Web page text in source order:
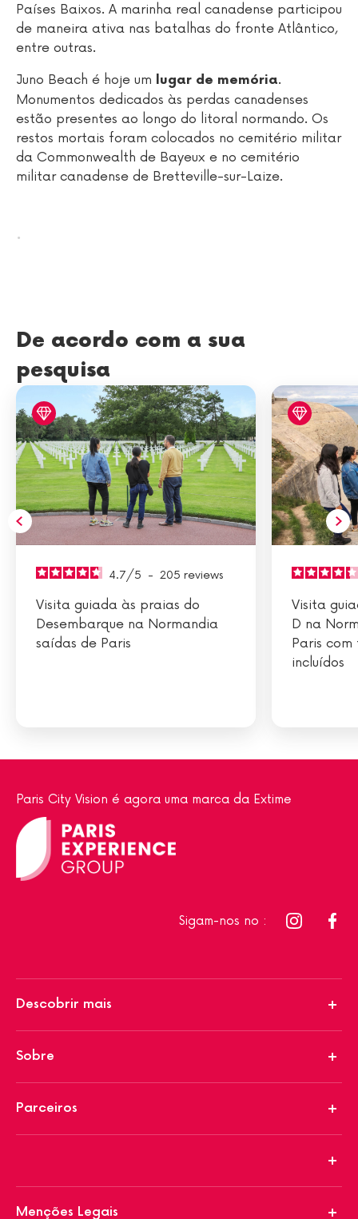
Países Baixos. A marinha real canadense participou
de maneira ativa nas batalhas do fronte Atlântico,
entre outras.
Juno Beach é hoje um lugar de memória.
Monumentos dedicados às perdas canadenses
estão presentes ao longo do litoral normando. Os
restos mortais foram colocados no cemitério militar
da Commonwealth de Bayeux e no cemitério
militar canadense de Bretteville-sur-Laize.
.
De acordo com a sua
pesquisa
4.7/5 - 205 reviews
Visita guiada às praias do
Desembarque na Normandia
saídas de Paris
Visita
D na
Paris
incluídos
Paris City Vision é agora uma marca da Extime
Sigam-nos no :
Descobrir mais
Sobre
Parceiros
Menções Legais